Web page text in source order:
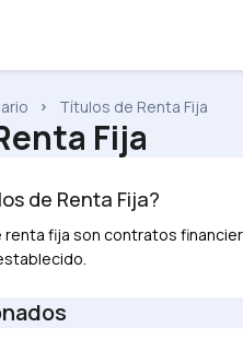
Títulos de Renta Fija
Fija
de Renta Fija?
fija son contratos